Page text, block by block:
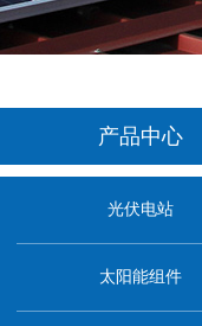
产品中心
光伏电站
太阳能组件